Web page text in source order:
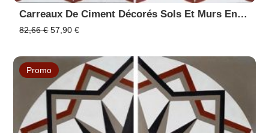
Carreaux De Ciment Décorés Sols Et Murs En Promotion 7180-70
82,66€ Le
était :
82,66 €.
57,90€Le
est :
57,90 €.
Promo